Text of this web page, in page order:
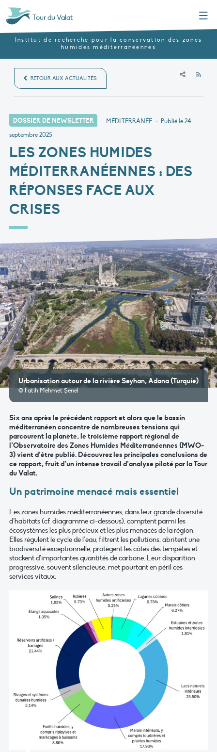
Tour du Valat
Institut de recherche pour la conservation des zones
humides méditerranéennes
RETOUR AUX ACTUALITÉS
DOSSIER DE NEWSLETTER MÉDITERRANÉE • Publié le24
septembre 2025
LES ZONES HUMIDES
MÉDITERRANÉENNES : DES
RÉPONSES FACE AUX
CRISES
Urbanisation autour de la rivière Seyhan, Adana (Turquie)
© Fatih Mehmet Şenel
Six ans après le précédent rapport et alors que le bassin
méditerranéen concentre de nombreuses tensions qui
parcourent la planète, le troisième rapport régional de
l’Observatoire des Zones Humides Méditerranéennes (MWO-
3) vient d’être publié. Découvrez les principales conclusions de
ce rapport, fruit d’un intense travail d’analyse piloté par la Tour
du Valat.
Un patrimoine menacé mais essentiel
Les zones humides méditerranéennes, dans leur grande diversité
d’habitats (cf. diagramme ci-dessous), comptent parmi les
écosystèmes les plus précieux et les plus menacés de la région.
Elles régulent le cycle de l’eau, filtrent les pollutions, abritent une
biodiversité exceptionnelle, protègent les côtes des tempêtes et
stockent d’importantes quantités de carbone. Leur disparition
progressive, souvent silencieuse, met pourtant en péril ces
services vitaux.